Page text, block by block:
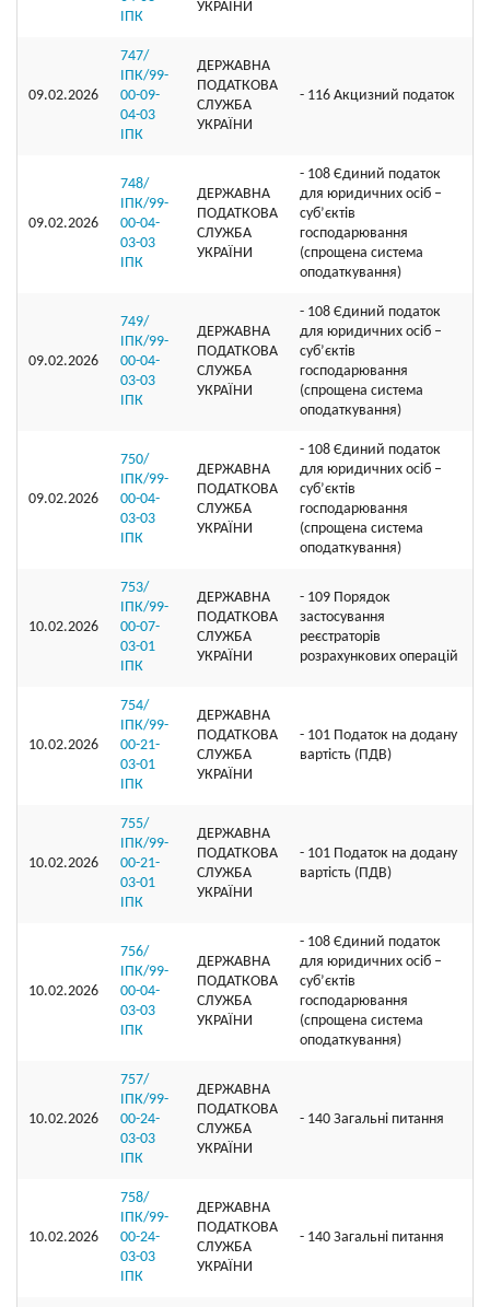
ІПК
УКРАЇНИ
09.02.2026
747/
ІПК/99-
00-09-
04-03
ІПК
ДЕРЖАВНА
ПОДАТКОВА
СЛУЖБА
УКРАЇНИ
- 116 Акцизний податок
09.02.2026
748/
ІПК/99-
00-04-
03-03
ІПК
ДЕРЖАВНА
ПОДАТКОВА
СЛУЖБА
УКРАЇНИ
- 108 Єдиний податок
для юридичних осіб –
суб’єктів
господарювання
(спрощена система
оподаткування)
09.02.2026
749/
ІПК/99-
00-04-
03-03
ІПК
ДЕРЖАВНА
ПОДАТКОВА
СЛУЖБА
УКРАЇНИ
- 108 Єдиний податок
для юридичних осіб –
суб’єктів
господарювання
(спрощена система
оподаткування)
09.02.2026
750/
ІПК/99-
00-04-
03-03
ІПК
ДЕРЖАВНА
ПОДАТКОВА
СЛУЖБА
УКРАЇНИ
- 108 Єдиний податок
для юридичних осіб –
суб’єктів
господарювання
(спрощена система
оподаткування)
10.02.2026
753/
ІПК/99-
00-07-
03-01
ІПК
ДЕРЖАВНА
ПОДАТКОВА
СЛУЖБА
УКРАЇНИ
- 109 Порядок
застосування
реєстраторів
розрахункових операцій
10.02.2026
754/
ІПК/99-
00-21-
03-01
ІПК
ДЕРЖАВНА
ПОДАТКОВА
СЛУЖБА
УКРАЇНИ
- 101 Податок на додану
вартість (ПДВ)
10.02.2026
755/
ІПК/99-
00-21-
03-01
ІПК
ДЕРЖАВНА
ПОДАТКОВА
СЛУЖБА
УКРАЇНИ
- 101 Податок на додану
вартість (ПДВ)
10.02.2026
756/
ІПК/99-
00-04-
03-03
ІПК
ДЕРЖАВНА
ПОДАТКОВА
СЛУЖБА
УКРАЇНИ
- 108 Єдиний податок
для юридичних осіб –
суб’єктів
господарювання
(спрощена система
оподаткування)
10.02.2026
757/
ІПК/99-
00-24-
03-03
ІПК
ДЕРЖАВНА
ПОДАТКОВА
СЛУЖБА
УКРАЇНИ
- 140 Загальні питання
10.02.2026
758/
ІПК/99-
00-24-
03-03
ІПК
ДЕРЖАВНА
ПОДАТКОВА
СЛУЖБА
УКРАЇНИ
- 140 Загальні питання